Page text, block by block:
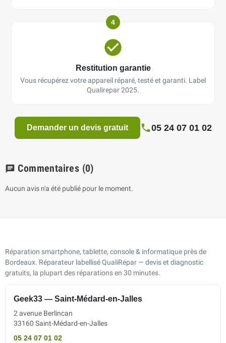
4
Restitution garantie
Vous récupérez votre appareil réparé, testé et garanti. Label
Qualirepar 2025.
Demander un devis gratuit 05 24 07 01 02
chat Commentaires (0)
Aucun avis n'a été publié pour le moment.
Réparation smartphone, tablette, console & informatique près de
Bordeaux. Réparateur labellisé QualiRépar — devis et diagnostic
gratuits, la plupart des réparations en 30 minutes.
Geek33 — Saint-Médard-en-Jalles
2 avenue Berlincan
33160 Saint-Médard-en-Jalles
05 24 07 01 02